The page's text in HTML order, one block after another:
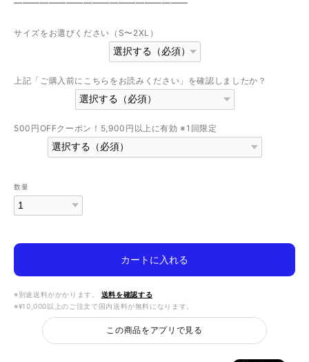
————————————————————
サイズをお選びください（S〜2XL）
上記「ご購入前にこちらをお読みください」を確認しましたか？
500円OFFクーポン！5,900円以上に有効 ※1回限定
数量
カートに入れる
※別途送料がかかります。
送料を確認する
※¥10,000以上のご注文で国内送料が無料になります。
この商品をアプリで見る